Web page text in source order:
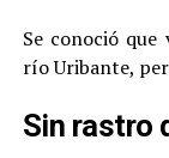
Se conoció
río Uribante,
Sin rastro